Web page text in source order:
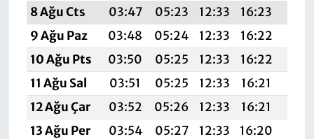
8 Ağu Cts
03:47 05:23 12:33 16:23
9 Ağu Paz
03:48 05:24 12:33 16:22
10 Ağu Pts
03:50 05:25 12:33 16:22
11 Ağu Sal
03:51 05:25 12:33 16:21
12 Ağu Çar
03:52 05:26 12:33 16:21
13 Ağu Per
03:54 05:27 12:33 16:20